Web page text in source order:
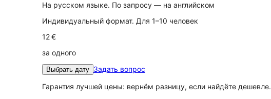
На русском языке. По запросу — на английском
Индивидуальный формат. Для 1–10 человек
12 €
за одного
Выбрать дату Задать вопрос
Гарантия лучшей цены: вернём разницу, если найдёте дешевле.